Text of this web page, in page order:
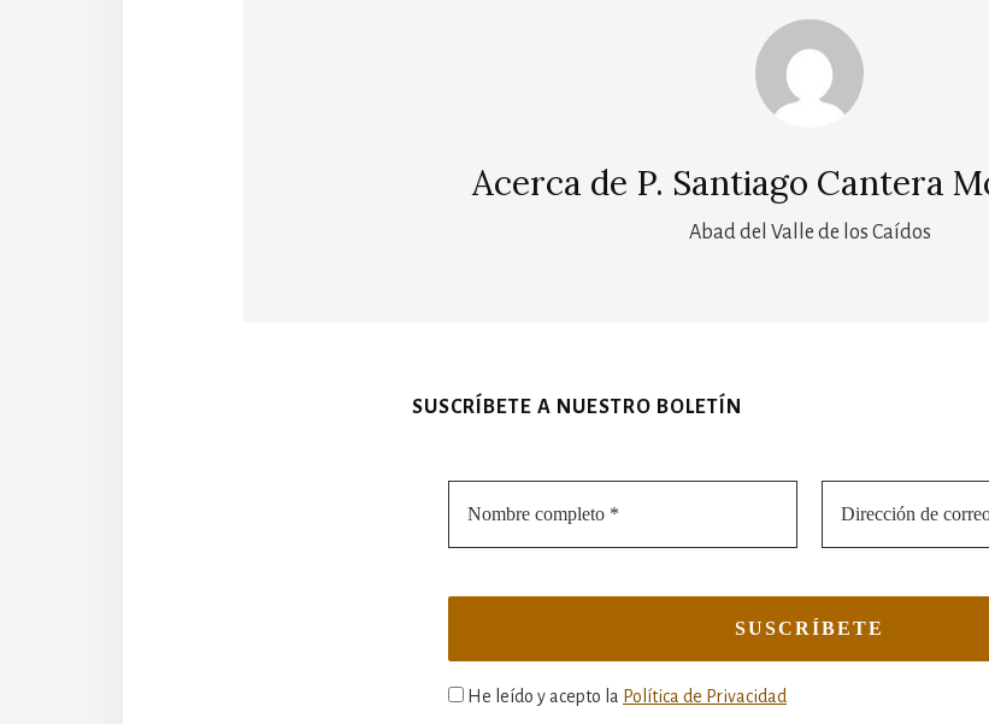
Acerca de P. Santiago Cantera
Abad del Valle de los Caídos
SUSCRÍBETE A NUESTRO BOLETÍN
He leído y acepto la Política de Privacidad